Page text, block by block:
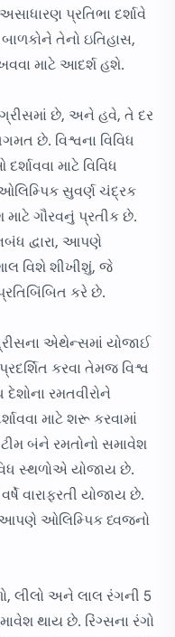
પ્રતિભા દર્શાવે
તેનો ઇતિહાસ,
માટે આદર્શ હશે.
ગ્રીસમાં છે, અને હવે, તે દર
છે. વિશ્વના વિવિધ
માટે વિવિધ
સુવર્ણ ચંદ્રક
ગૌરવનું પ્રતીક છે.
દ્વારા, આપણે
વિશે શીખીશું, જે
કરે છે.
એથેન્સમાં યોજાઈ
કરવા તેમજ વિશ્વ
રમતવીરોને
માટે શરૂ કરવામાં
બંને રમતોનો સમાવેશ
સ્થળોએ યોજાય છે.
વારાફરતી યોજાય છે.
આપણે ઓલિમ્પિક ધ્વજનો
લીલો અને લાલ રંગની 5
થાય છે. રિંગ્સના રંગો